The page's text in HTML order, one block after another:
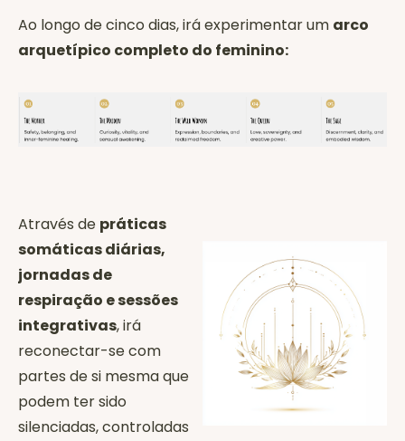
Ao longo de cinco dias, irá experimentar um arco
arquetípico completo do feminino:
Através de práticas
somáticas diárias,
jornadas de
respiração e sessões
integrativas, irá
reconectar-se com
partes de si mesma que
podem ter sido
silenciadas, controladas